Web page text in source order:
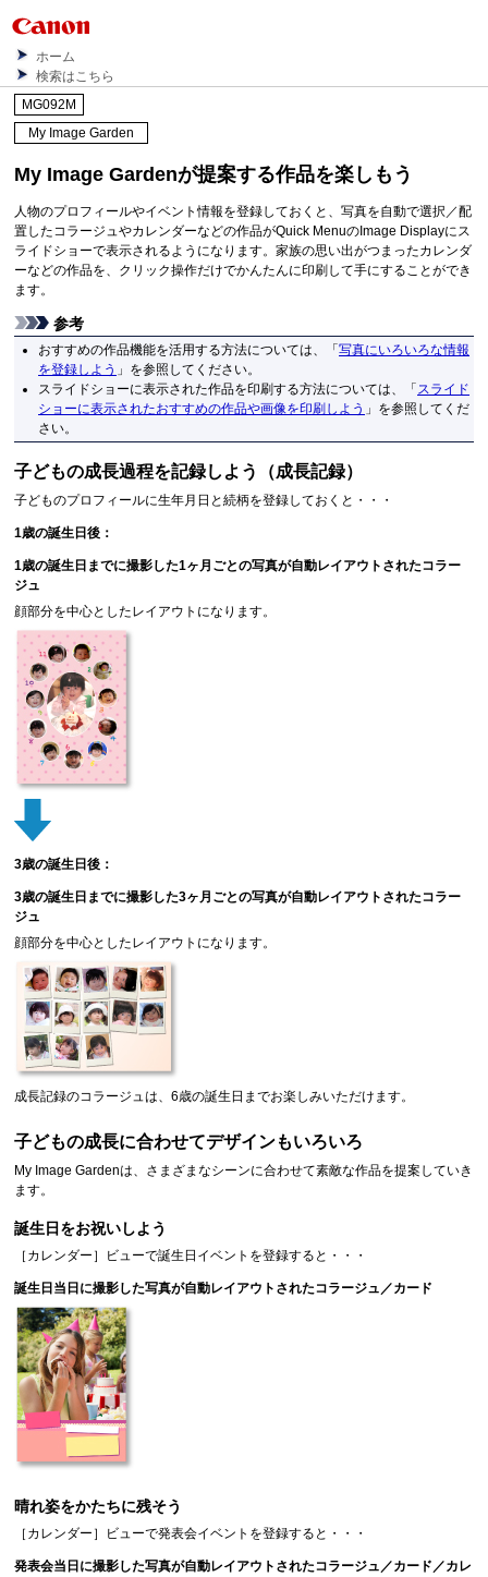
ホーム
検索はこちら
MG092M
My Image Garden
My Image Gardenが提案する作品を楽しもう
人物のプロフィールやイベント情報を登録しておくと、写真を自動で選択／配
置したコラージュやカレンダーなどの作品がQuick Menuの Image Displayにス
ライドショーで表示されるようになります。家族の思い出がつまったカレンダ
ーなどの作品を、クリック操作だけでかんたんに印刷して手にすることができ
ます。
参考
おすすめの作品機能を活用する方法については、「写真にいろいろな情報
を登録しよう 」を参照してください。
スライドショーに表示された作品を印刷する方法については、「 スライド
ショーに表示されたおすすめの作品や画像を印刷しよう 」を参照してくだ
さい。
子どもの成長過程を記録しよう（成長記録）
子どものプロフィールに生年月日と続柄を登録しておくと・・・
1歳の誕生日後：
1歳の誕生日までに撮影した1ヶ月ごとの写真が自動レイアウトされたコラー
ジュ
顔部分を中心としたレイアウトになります。
3歳の誕生日後：
3歳の誕生日までに撮影した3ヶ月ごとの写真が自動レイアウトされたコラー
ジュ
顔部分を中心としたレイアウトになります。
成長記録のコラージュは、6歳の誕生日までお楽しみいただけます。
子どもの成長に合わせてデザインもいろいろ
My Image Gardenは、さまざまなシーンに合わせて素敵な作品を提案していき
ます。
誕生日をお祝いしよう
［ カレンダー ］ビューで誕生日イベントを登録すると・・・
誕生日当日に撮影した写真が自動レイアウトされたコラージュ／カード
晴れ姿をかたちに残そう
［ カレンダー ］ビューで発表会イベントを登録すると・・・
発表会当日に撮影した写真が自動レイアウトされたコラージュ／カード／カレ